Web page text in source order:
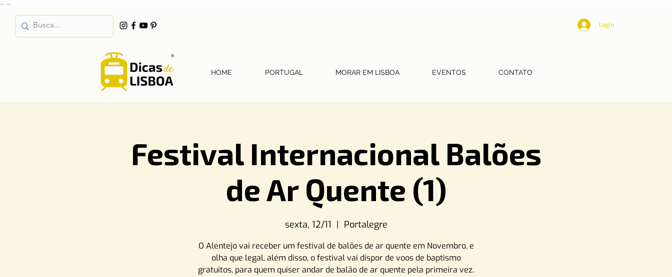
Login
HOME PORTUGAL MORAR EM LISBOA EVENTOS CONTATO
Festival Internacional Balões
de Ar Quente (1)
sexta, 12/11
  |
Portalegre
O Alentejo vai receber um festival de balões de ar quente em Novembro, e
olha que legal, além disso, o festival vai dispor de voos de baptismo
gratuitos, para quem quiser andar de balão de ar quente pela primeira vez.